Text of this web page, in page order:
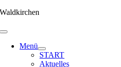
Zum
springen
Waldkirchen
Menü
START
Aktuelles